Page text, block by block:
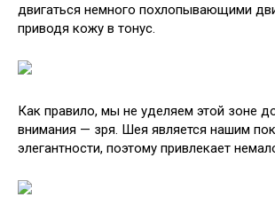
двигаться немного похлопывающими
приводя кожу в тонус.
Как правило, мы не уделяем этой зоне
внимания — зря. Шея является нашим
элегантности, поэтому привлекает